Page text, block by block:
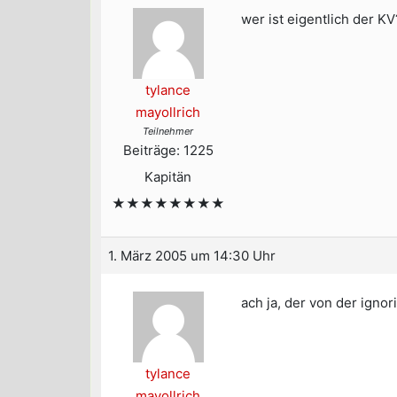
tylance
mayollrich
Teilnehmer
Beiträge: 1225
Kapitän
★★★★★★★★
wer ist eigentlich der
1. März 2005 um 14:30 Uhr
tylance
ach ja, der von der